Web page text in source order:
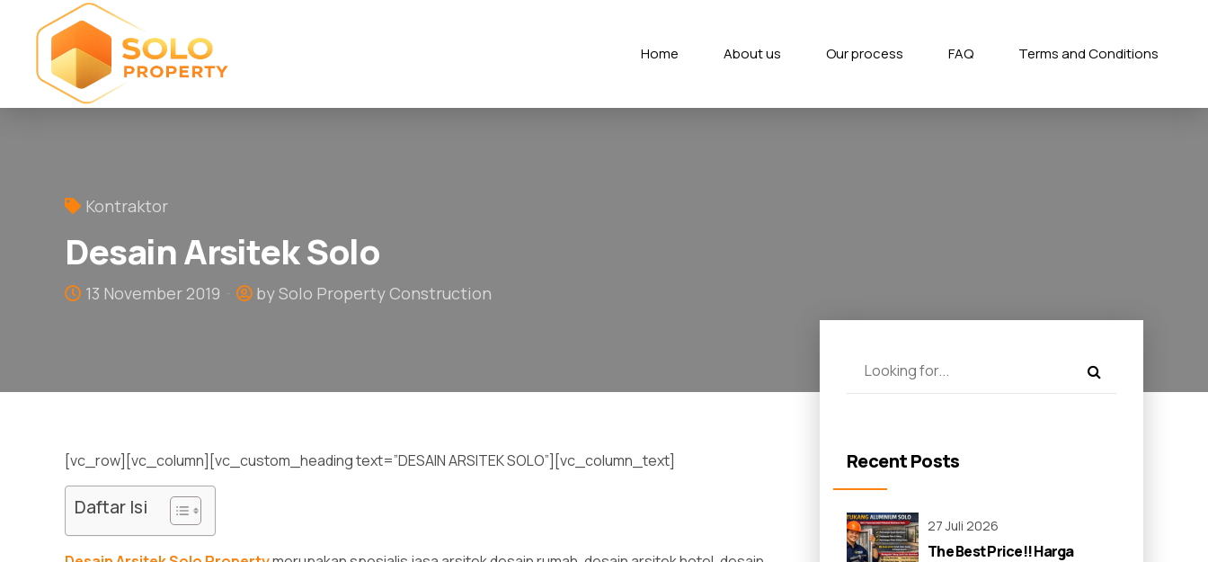
Home About us Our process FAQ Terms and Conditions
Kontraktor
Desain Arsitek Solo
13 November 2019 by Solo Property Construction
[vc_row][vc_column][vc_custom_heading text=”DESAIN ARSITEK SOLO”][vc_column_text]
Daftar Isi
Recent Posts
27 Juli 2026
The Best Price!! Harga